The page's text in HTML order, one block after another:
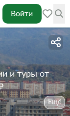
Войти
и туры от
Ещё